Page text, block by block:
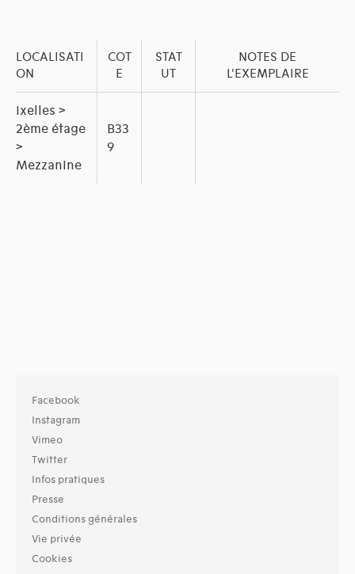
LOCALISATI
ON
COT
E
STAT
UT
NOTES DE
L'EXEMPLAIRE
Ixelles >
2ème étage
>
Mezzanine
B33
9
Facebook
Instagram
Vimeo
Twitter
Infos pratiques
Presse
Conditions générales
Vie privée
Cookies